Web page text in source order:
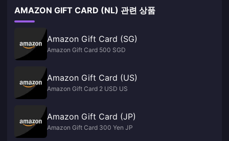
AMAZON GIFT CARD (NL) 관련 상품
Amazon Gift Card (SG)
Amazon Gift Card 500 SGD
Amazon Gift Card (US)
Amazon Gift Card 2 USD US
Amazon Gift Card (JP)
Amazon Gift Card 300 Yen JP